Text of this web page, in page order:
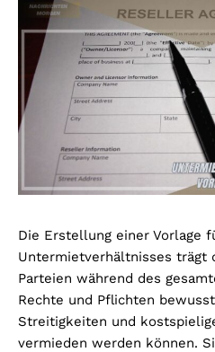
Die Erstellung einer Vorlage
Untermietverhältnisses trägt
Parteien während des
Rechte und Pflichten
Streitigkeiten und
vermieden werden können.